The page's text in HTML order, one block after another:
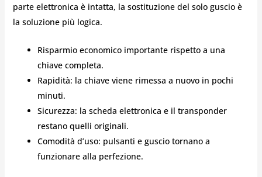
parte elettronica è intatta, la sostituzione del solo guscio è
la soluzione più logica.
Risparmio economico importante rispetto a una
chiave completa.
Rapidità: la chiave viene rimessa a nuovo in pochi
minuti.
Sicurezza: la scheda elettronica e il transponder
restano quelli originali.
Comodità d’uso: pulsanti e guscio tornano a
funzionare alla perfezione.